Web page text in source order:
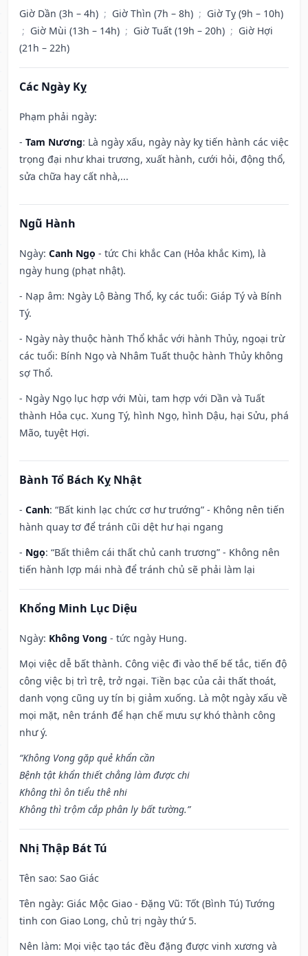
Giờ Dần (3h – 4h) ; Giờ Thìn (7h – 8h) ; Giờ Tỵ (9h – 10h)
; Giờ Mùi (13h – 14h) ; Giờ Tuất (19h – 20h) ; Giờ Hợi
(21h – 22h)
Các Ngày Kỵ
Phạm phải ngày:
- Tam Nương: Là ngày xấu, ngày này kỵ tiến hành các việc
trọng đại như khai trương, xuất hành, cưới hỏi, động thổ,
sửa chữa hay cất nhà,...
Ngũ Hành
Ngày: Canh Ngọ - tức Chi khắc Can (Hỏa khắc Kim), là
ngày hung (phạt nhật).
- Nạp âm: Ngày Lộ Bàng Thổ, kỵ các tuổi: Giáp Tý và Bính
Tý.
- Ngày này thuộc hành Thổ khắc với hành Thủy, ngoại trừ
các tuổi: Bính Ngọ và Nhâm Tuất thuộc hành Thủy không
sợ Thổ.
- Ngày Ngọ lục hợp với Mùi, tam hợp với Dần và Tuất
thành Hỏa cục. Xung Tý, hình Ngọ, hình Dậu, hại Sửu, phá
Mão, tuyệt Hợi.
Bành Tổ Bách Kỵ Nhật
- Canh: “Bất kinh lạc chức cơ hư trướng” - Không nên tiến
hành quay tơ để tránh cũi dệt hư hại ngang
- Ngọ: “Bất thiêm cái thất chủ canh trương” - Không nên
tiến hành lợp mái nhà để tránh chủ sẽ phải làm lại
Khổng Minh Lục Diệu
Ngày: Không Vong - tức ngày Hung.
Mọi việc dễ bất thành. Công việc đi vào thế bế tắc, tiến độ
công việc bị trì trệ, trở ngại. Tiền bạc của cải thất thoát,
danh vọng cũng uy tín bị giảm xuống. Là một ngày xấu về
mọi mặt, nên tránh để hạn chế mưu sự khó thành công
như ý.
“Không Vong gặp quẻ khẩn cần
Bệnh tật khẩn thiết chẳng làm được chi
Không thì ôn tiểu thê nhi
Không thì trộm cắp phân ly bất tường.”
Nhị Thập Bát Tú
Tên sao: Sao Giác
Tên ngày: Giác Mộc Giao - Đặng Vũ: Tốt (Bình Tú) Tướng
tinh con Giao Long, chủ trị ngày thứ 5.
Nên làm: Mọi việc tạo tác đều đặng được vinh xương và